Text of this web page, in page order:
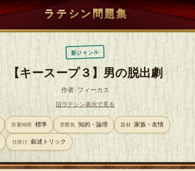
ラテシン問題集
新ジャンル
【キースープ３】男の脱出劇
作者: フィーカス
旧ラテシン表示で見る
所要時間 標準 雰囲気 知的・論理 題材 家族・友情
仕掛け 叙述トリック